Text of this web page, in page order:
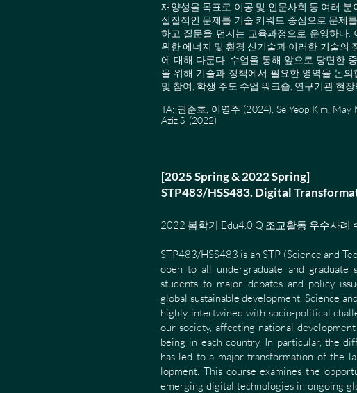
재양성을 목표로 이공 및 인문사회 등 여러
실질적인 문제를 기술 키워드 중심으로 문제
하고 질문을 던지는 교육과정으로 운영하다.​
위한 에너지 및 환경 신기술과 이러한 기술의
에 대해 다룬다. 수업을 통해 앞으로 당면한
을 위해 기술과 정책에서 필요한 영역을 논
및 참여, 학생 주도 수업 워크숍, 연구기관 현
TA: 권준호, 이영주 (2024), Se Yeop Kim,
Aziz S (2022)
[2025 Spring & 2022 Spring]
STP483/HSS483. Digital
2022 봄학기 Edu4.0 Q 조교활동 우수사례
STP483/HSS483 is an STP (Science and
open to all undergraduate and graduate
students to major debates and policy
global sustainable development. Science
highly intertwined with socio-political
our society, affecting national
being in each country. In particular, the
has led to a major transformation of the
lopment. This course examines the
emerging digital technologies in ongoing